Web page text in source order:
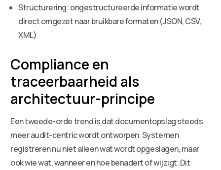
Structurering: ongestructureerde informatie wordt
direct omgezet naar bruikbare formaten (JSON, CSV,
XML)
Compliance en
traceerbaarheid als
architectuur-principe
Een tweede-orde trend is dat documentopslag steeds
meer audit-centric wordt ontworpen. Systemen
registreren nu niet alleen wat wordt opgeslagen, maar
ook wie wat, wanneer en hoe benadert of wijzigt. Dit